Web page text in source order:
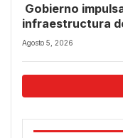
Gobierno
infraestructura
temporal.
Agosto 5, 2026